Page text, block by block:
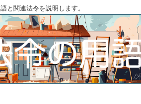
と関連法令を説明します。